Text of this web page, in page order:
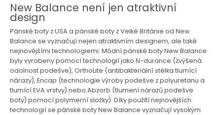
New Balance není jen atraktivní
design
Pánské boty z USA a pánské boty z Velké Británie od New
Balance se vyznačují nejen atraktivním designem, ale také
nejnovějšími technologiemi. Módní pánské boty New Balance
byly vyrobeny pomocí technologií jako N-durance (zvýšená
odolnost podešve), OrthoLite (antibakteriální stélka tlumící
nárazy), Encap (technologie výroby podešve z polyuretanu a
tlumící EVA vrstvy) nebo Abzorb (tlumení nárazů podešve
boty) pomocí polymerní složky). Díky použití nejnovějších
technologií se pánské boty New Balance vyznačují vysokým